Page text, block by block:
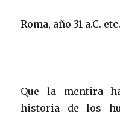
Roma, año 31 a.C. etc.
Que la mentira
historia de los